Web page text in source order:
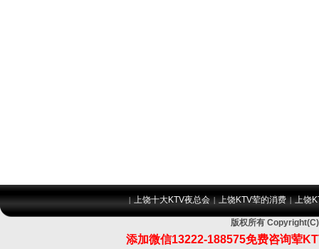
|上饶十大KTV夜总会 |上饶KTV荤的消费 |上饶
版权所有
添加微信13222-188575免费咨询荤